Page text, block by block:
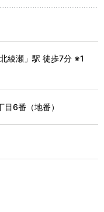
綾瀬」駅 徒歩7分 ※1
6番（地番）